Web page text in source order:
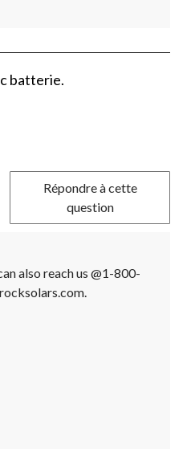
batterie.
Répondre à cette
question
also reach us @1-800-